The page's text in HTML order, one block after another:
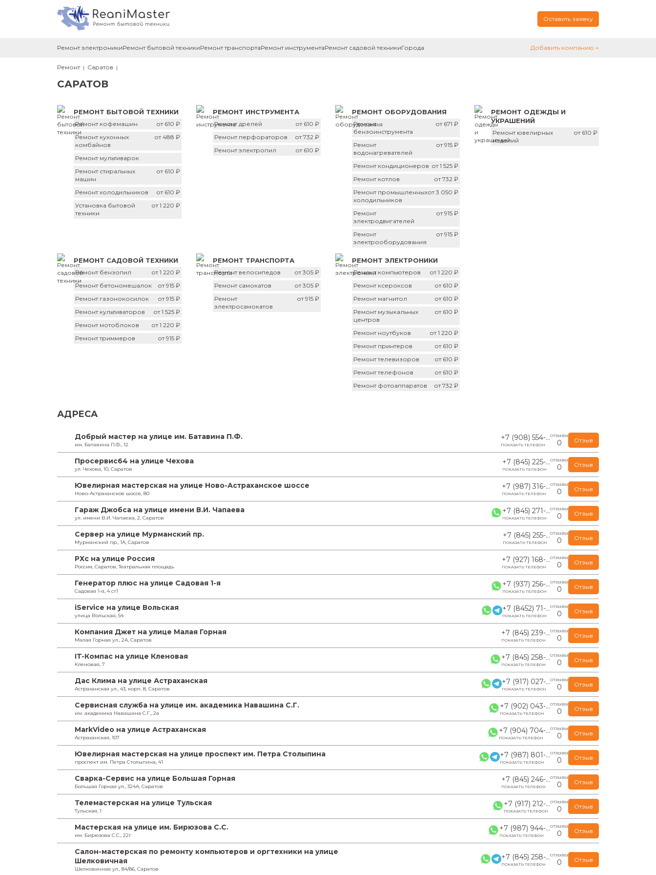
Оставить заявку
Ремонт электроникиРемонт бытовой техникиРемонт транспортаРемонт инструментаРемонт садовой техникиГорода Добавить компанию +
Ремонт Саратов
САРАТОВ
РЕМОНТ БЫТОВОЙ ТЕХНИКИ
Ремонт кофемашин
от 610 ₽
Ремонт кухонных
комбайнов
от 488 ₽
Ремонт мультиварок
Ремонт стиральных
машин
от 610 ₽
Ремонт холодильников
от 610 ₽
Установка бытовой
техники
от 1 220 ₽
РЕМОНТ ИНСТРУМЕНТА
Ремонт дрелей
от 610 ₽
Ремонт перфораторов
от 732 ₽
Ремонт электропил
от 610 ₽
РЕМОНТ ОБОРУДОВАНИЯ
Ремонт
бензоинструмента
от 671 ₽
Ремонт
водонагревателей
от 915 ₽
Ремонт кондиционеров от 1 525 ₽
Ремонт котлов
от 732 ₽
Ремонт промышленных
холодильников
от 3 050 ₽
Ремонт
электродвигателей
от 915 ₽
Ремонт
электрооборудования
от 915 ₽
РЕМОНТ ОДЕЖДЫ И
УКРАШЕНИЙ
Ремонт ювелирных
изделий
от 610 ₽
РЕМОНТ САДОВОЙ ТЕХНИКИ
Ремонт бензопил
от 1 220 ₽
Ремонт бетономешалок
от 915 ₽
Ремонт газонокосилок
от 915 ₽
Ремонт культиваторов
от 1 525 ₽
Ремонт мотоблоков
от 1 220 ₽
Ремонт триммеров
от 915 ₽
РЕМОНТ ТРАНСПОРТА
Ремонт велосипедов
от 305 ₽
Ремонт самокатов
от 305 ₽
Ремонт
электросамокатов
от 915 ₽
РЕМОНТ ЭЛЕКТРОНИКИ
Ремонт компьютеров
от 1 220 ₽
Ремонт ксероксов
от 610 ₽
Ремонт магнитол
от 610 ₽
Ремонт музыкальных
центров
от 610 ₽
Ремонт ноутбуков
от 1 220 ₽
Ремонт принтеров
от 610 ₽
Ремонт телевизоров
от 610 ₽
Ремонт телефонов
от 610 ₽
Ремонт фотоаппаратов
от 732 ₽
АДРЕСА
Добрый мастер на улице им. Батавина П.Ф.
им. Батавина П.Ф., 12
+7 (908) 554-...
ПОКАЗАТЬ ТЕЛЕФОН
ОТЗЫВЫ
0 Отзыв
Просервис64 на улице Чехова
ул. Чехова, 10, Саратов
+7 (845) 225-...
ПОКАЗАТЬ ТЕЛЕФОН
ОТЗЫВЫ
0 Отзыв
Ювелирная мастерская на улице Ново-Астраханское шоссе
Ново-Астраханское шоссе, 80
+7 (987) 316-...
ПОКАЗАТЬ ТЕЛЕФОН
ОТЗЫВЫ
0 Отзыв
Гараж Джобса на улице имени В.И. Чапаева
ул. имени В.И. Чапаева, 2, Саратов
+7 (845) 271-...
ПОКАЗАТЬ ТЕЛЕФОН
ОТЗЫВЫ
0 Отзыв
Сервер на улице Мурманский пр.
Мурманский пр., 1А, Саратов
+7 (845) 255-...
ПОКАЗАТЬ ТЕЛЕФОН
ОТЗЫВЫ
0 Отзыв
РХс на улице Россия
Россия, Саратов, Театральная площадь
+7 (927) 168-...
ПОКАЗАТЬ ТЕЛЕФОН
ОТЗЫВЫ
0 Отзыв
Генератор плюс на улице Садовая 1-я
Садовая 1-я, 4 ст1
+7 (937) 256-...
ПОКАЗАТЬ ТЕЛЕФОН
ОТЗЫВЫ
0 Отзыв
iService на улице Вольская
улица Вольская, 54
+7 (8452) 71-...
ПОКАЗАТЬ ТЕЛЕФОН
ОТЗЫВЫ
0 Отзыв
Компания Джет на улице Малая Горная
Малая Горная ул., 2А, Саратов
+7 (845) 239-...
ПОКАЗАТЬ ТЕЛЕФОН
ОТЗЫВЫ
0 Отзыв
IT-Компас на улице Кленовая
Кленовая, 7
+7 (845) 258-...
ПОКАЗАТЬ ТЕЛЕФОН
ОТЗЫВЫ
0 Отзыв
Дас Клима на улице Астраханская
Астраханская ул., 43, корп. 8, Саратов
+7 (917) 027-...
ПОКАЗАТЬ ТЕЛЕФОН
ОТЗЫВЫ
0 Отзыв
Сервисная служба на улице им. академика Навашина С.Г.
им. академика Навашина С.Г., 2а
+7 (902) 043-...
ПОКАЗАТЬ ТЕЛЕФОН
ОТЗЫВЫ
0 Отзыв
MarkVideo на улице Астраханская
Астраханская, 107
+7 (904) 704-...
ПОКАЗАТЬ ТЕЛЕФОН
ОТЗЫВЫ
0 Отзыв
Ювелирная мастерская на улице проспект им. Петра Столыпина
проспект им. Петра Столыпина, 41
+7 (987) 801-...
ПОКАЗАТЬ ТЕЛЕФОН
ОТЗЫВЫ
0 Отзыв
Сварка-Сервис на улице Большая Горная
Большая Горная ул., 324А, Саратов
+7 (845) 246-...
ПОКАЗАТЬ ТЕЛЕФОН
ОТЗЫВЫ
0 Отзыв
Телемастерская на улице Тульская
Тульская, 1
+7 (917) 212-...
ПОКАЗАТЬ ТЕЛЕФОН
ОТЗЫВЫ
0 Отзыв
Мастерская на улице им. Бирюзова С.С.
им. Бирюзова С.С., 22г
+7 (987) 944-...
ПОКАЗАТЬ ТЕЛЕФОН
ОТЗЫВЫ
0 Отзыв
Салон-мастерская по ремонту компьютеров и оргтехники на улице
Шелковичная
Шелковичная ул., 84/86, Саратов
+7 (845) 258-...
ПОКАЗАТЬ ТЕЛЕФОН
ОТЗЫВЫ
0 Отзыв